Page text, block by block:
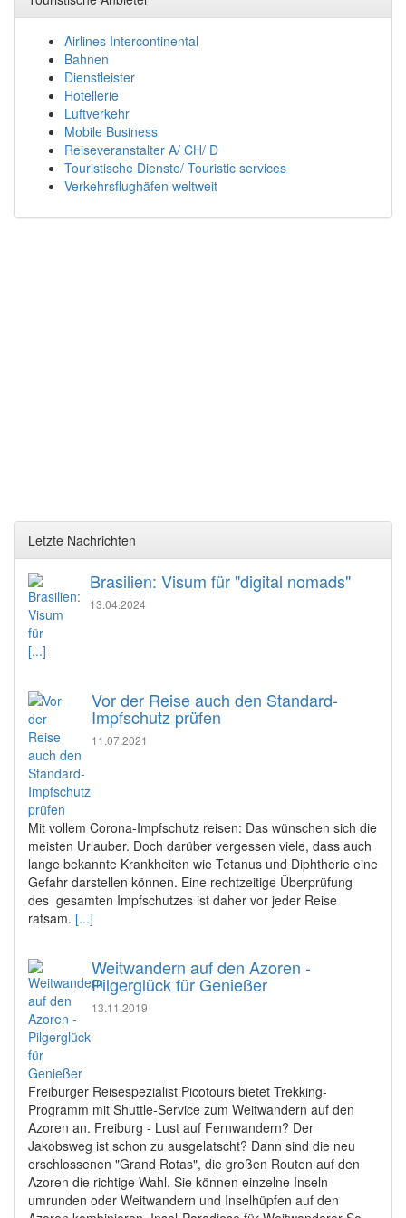
Airlines Intercontinental
Bahnen
Dienstleister
Hotellerie
Luftverkehr
Mobile Business
Reiseveranstalter A/ CH/ D
Touristische Dienste/ Touristic services
Verkehrsflughäfen weltweit
Letzte Nachrichten
Brasilien: Visum für "digital nomads"
13.04.2024
[...]
Vor der Reise auch den Standard-
Impfschutz prüfen
11.07.2021
Mit vollem Corona-Impfschutz reisen: Das wünschen sich die
meisten Urlauber. Doch darüber vergessen viele, dass auch
lange bekannte Krankheiten wie Tetanus und Diphtherie eine
Gefahr darstellen können. Eine rechtzeitige Überprüfung
des gesamten Impfschutzes ist daher vor jeder Reise
ratsam. [...]
Weitwandern auf den Azoren -
Pilgerglück für Genießer
13.11.2019
Freiburger Reisespezialist Picotours bietet Trekking-
Programm mit Shuttle-Service zum Weitwandern auf den
Azoren an. Freiburg - Lust auf Fernwandern? Der
Jakobsweg ist schon zu ausgelatscht? Dann sind die neu
erschlossenen "Grand Rotas", die großen Routen auf den
Azoren die richtige Wahl. Sie können einzelne Inseln
umrunden oder Weitwandern und Inselhüpfen auf den